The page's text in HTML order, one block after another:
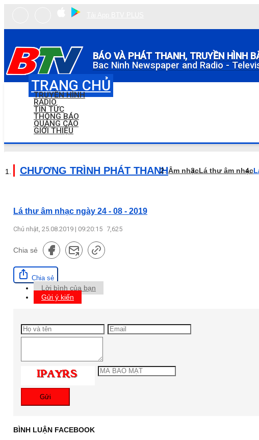
BÁO VÀ PHÁT THANH, TRUYỀN HÌNH
Bac Ninh Newspaper and Radio -
TRANG CHỦ
TRUYỀN HÌNH
RADIO
TIN TỨC
THÔNG BÁO
QUẢNG CÁO
GIỚI THIỆU
CHƯƠNG TRÌNH PHÁT THANHÂm nhạcLá thư âm nhạc
Lá thư âm nhạc ngày 24 - 08 - 2019
Chủ nhật, 25.08.2019 | 09:20:15 7,625
Chia sẻ
Chia sẻ
Lời bình của bạn
Gửi ý kiến
Gửi
BÌNH LUẬN FACEBOOK